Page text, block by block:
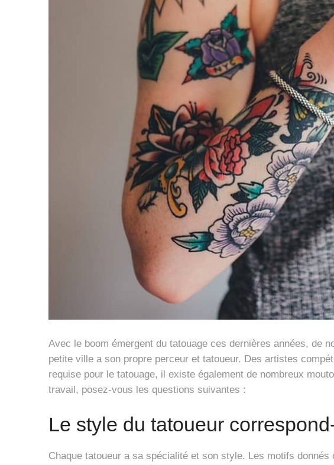
Avec le boom émergent du tatouage ces dernières années, de
petite ville a son propre perceur et tatoueur. Des artistes
requise pour le tatouage, il existe également de nombreux
travail, posez-vous les questions suivantes :
Le style du tatoueur
Chaque tatoueur a sa spécialité et son style. Les motifs